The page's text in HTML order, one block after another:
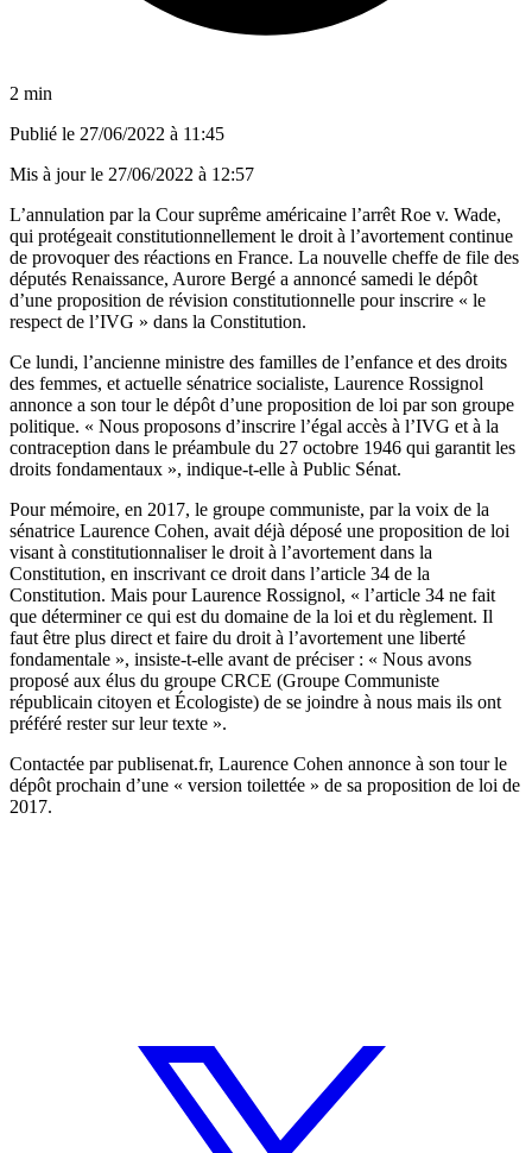
2 min
Publié le 27/06/2022 à 11:45
Mis à jour le 27/06/2022 à 12:57
L’annulation par la Cour suprême américaine l’arrêt Roe v. Wade,
qui protégeait constitutionnellement le droit à l’avortement continue
de provoquer des réactions en France. La nouvelle cheffe de file des
députés Renaissance, Aurore Bergé a annoncé samedi le dépôt
d’une proposition de révision constitutionnelle pour inscrire « le
respect de l’IVG » dans la Constitution.
Ce lundi, l’ancienne ministre des familles de l’enfance et des droits
des femmes, et actuelle sénatrice socialiste, Laurence Rossignol
annonce a son tour le dépôt d’une proposition de loi par son groupe
politique. « Nous proposons d’inscrire l’égal accès à l’IVG et à la
contraception dans le préambule du 27 octobre 1946 qui garantit les
droits fondamentaux », indique-t-elle à Public Sénat.
Pour mémoire, en 2017, le groupe communiste, par la voix de la
sénatrice Laurence Cohen, avait déjà déposé une proposition de loi
visant à constitutionnaliser le droit à l’avortement dans la
Constitution, en inscrivant ce droit dans l’article 34 de la
Constitution. Mais pour Laurence Rossignol, « l’article 34 ne fait
que déterminer ce qui est du domaine de la loi et du règlement. Il
faut être plus direct et faire du droit à l’avortement une liberté
fondamentale », insiste-t-elle avant de préciser : « Nous avons
proposé aux élus du groupe CRCE (Groupe Communiste
républicain citoyen et Écologiste) de se joindre à nous mais ils ont
préféré rester sur leur texte ».
Contactée par publisenat.fr, Laurence Cohen annonce à son tour le
dépôt prochain d’une « version toilettée » de sa proposition de loi de
2017.